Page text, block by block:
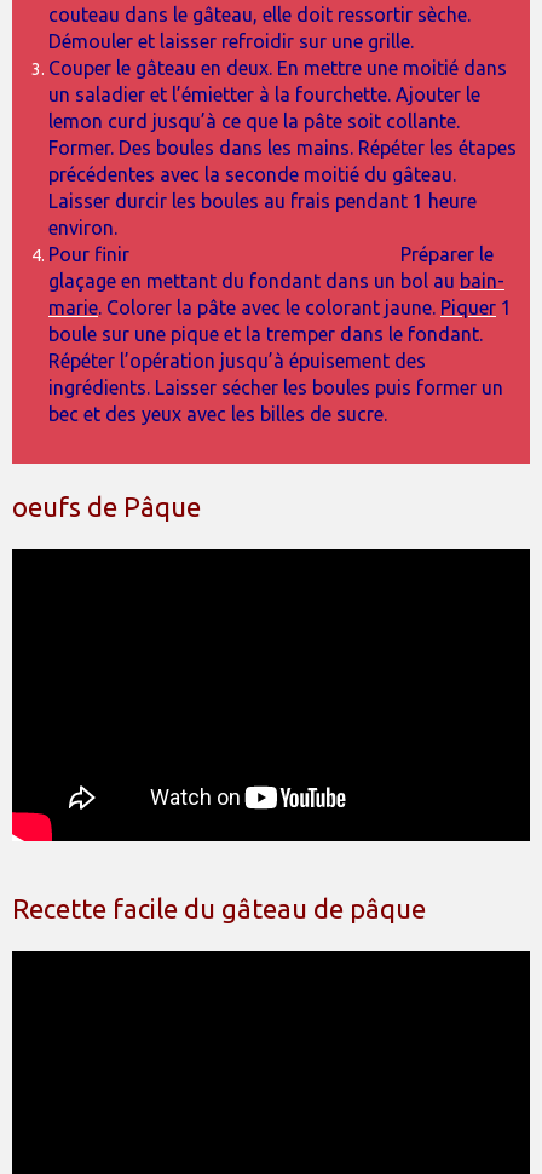
couteau dans le gâteau, elle doit ressortir sèche.
Démouler et laisser refroidir sur une grille.
Couper le gâteau en deux. En mettre une moitié dans
un saladier et l’émietter à la fourchette. Ajouter le
lemon curd jusqu’à ce que la pâte soit collante.
Former. Des boules dans les mains. Répéter les étapes
précédentes avec la seconde moitié du gâteau.
Laisser durcir les boules au frais pendant 1 heure
environ.
Pour finir Préparer le
glaçage en mettant du fondant dans un bol au bain-
marie. Colorer la pâte avec le colorant jaune. Piquer 1
boule sur une pique et la tremper dans le fondant.
Répéter l’opération jusqu’à épuisement des
ingrédients. Laisser sécher les boules puis former un
bec et des yeux avec les billes de sucre.
oeufs de Pâque
Recette facile du gâteau de pâque